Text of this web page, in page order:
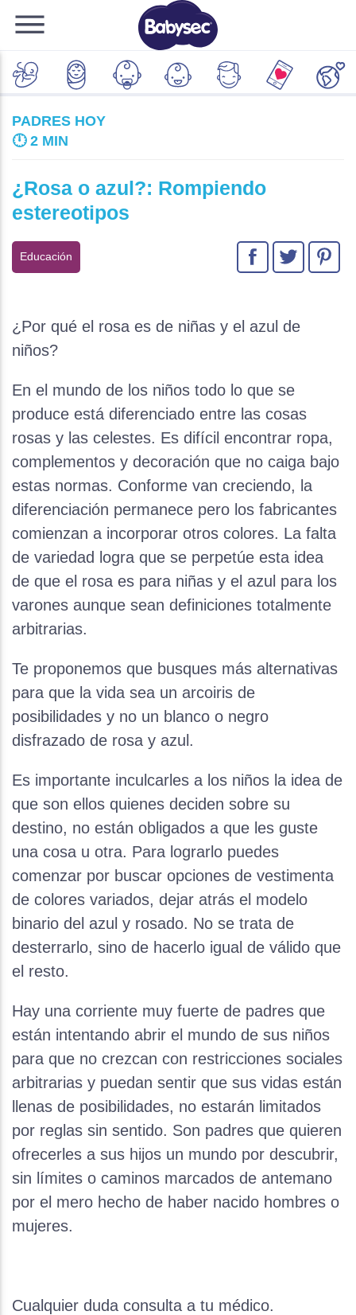
PADRES HOY
🕛 2 MIN
¿Rosa o azul?: Rompiendo
estereotipos
Educación
¿Por qué el rosa es de niñas y el azul de
niños?
En el mundo de los niños todo lo que se
produce está diferenciado entre las cosas
rosas y las celestes. Es difícil encontrar ropa,
complementos y decoración que no caiga bajo
estas normas. Conforme van creciendo, la
diferenciación permanece pero los fabricantes
comienzan a incorporar otros colores. La falta
de variedad logra que se perpetúe esta idea
de que el rosa es para niñas y el azul para los
varones aunque sean definiciones totalmente
arbitrarias.
Te proponemos que busques más alternativas
para que la vida sea un arcoiris de
posibilidades y no un blanco o negro
disfrazado de rosa y azul.
Es importante inculcarles a los niños la idea de
que son ellos quienes deciden sobre su
destino, no están obligados a que les guste
una cosa u otra. Para lograrlo puedes
comenzar por buscar opciones de vestimenta
de colores variados, dejar atrás el modelo
binario del azul y rosado. No se trata de
desterrarlo, sino de hacerlo igual de válido que
el resto.
Hay una corriente muy fuerte de padres que
están intentando abrir el mundo de sus niños
para que no crezcan con restricciones sociales
arbitrarias y puedan sentir que sus vidas están
llenas de posibilidades, no estarán limitados
por reglas sin sentido. Son padres que quieren
ofrecerles a sus hijos un mundo por descubrir,
sin límites o caminos marcados de antemano
por el mero hecho de haber nacido hombres o
mujeres.
Cualquier duda consulta a tu médico.